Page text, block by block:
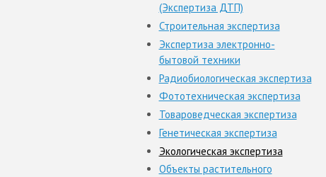
(Экспертиза ДТП)
Строительная экспертиза
Экспертиза электронно-
бытовой техники
Радиобиологическая экспертиза
Фототехническая экспертиза
Товароведческая экспертиза
Генетическая экспертиза
Экологическая экспертиза
Объекты растительного